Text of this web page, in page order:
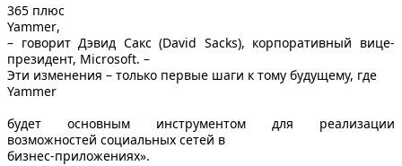
365 плюс
Yammer,
– говорит Дэвид Сакс (David Sacks), корпоративный вице-
президент, Microsoft. –
Эти изменения – только первые шаги к тому будущему, где
Yammer
будет основным инструментом для реализации
возможностей социальных сетей в
бизнес-приложениях».